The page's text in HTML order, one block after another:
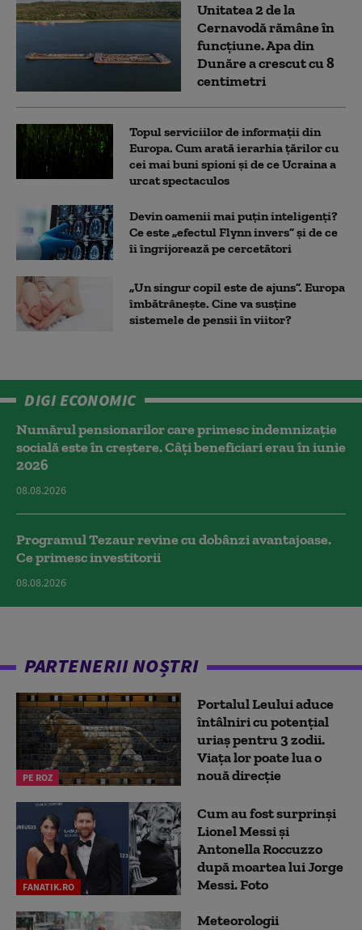
Unitatea 2 de la
Cernavodă rămâne în
funcțiune. Apa din
Dunăre a crescut cu 8
centimetri
Topul serviciilor de informații din
Europa. Cum arată ierarhia țărilor cu
cei mai buni spioni și de ce Ucraina a
urcat spectaculos
Devin oamenii mai puțin inteligenți?
Ce este „efectul Flynn invers” și de ce
îi îngrijorează pe cercetători
„Un singur copil este de ajuns”. Europa
îmbătrânește. Cine va susține
sistemele de pensii în viitor?
DIGI ECONOMIC
Numărul pensionarilor care primesc indemnizaţie
socială este în creștere. Câți beneficiari erau în iunie
2026
08.08.2026
Programul Tezaur revine cu dobânzi avantajoase.
Ce primesc investitorii
08.08.2026
PARTENERII NOȘTRI
PE ROZ
Portalul Leului aduce
întâlniri cu potențial
uriaș pentru 3 zodii.
Viața lor poate lua o
nouă direcție
FANATIK.RO
Cum au fost surprinși
Lionel Messi și
Antonella Roccuzzo
după moartea lui Jorge
Messi. Foto
Meteorologii